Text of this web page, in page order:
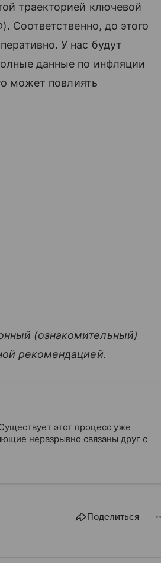
траекторией ключевой
Соответственно, до этого
У нас будут
данные по инфляции
может повлиять
(ознакомительный)
рекомендацией.
этот процесс уже
неразрывно связаны друг с
Поделиться